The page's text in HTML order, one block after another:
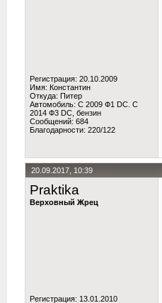
Регистрация: 20.10.2009
Имя: Константин
Откуда: Питер
Автомобиль: С 2009 Ф1 DC. С
2014 Ф3 DC, бензин
Сообщений: 684
Благодарности: 220/122
20.09.2017, 10:39
Praktika
Верховный Жрец
Регистрация: 13.01.2010